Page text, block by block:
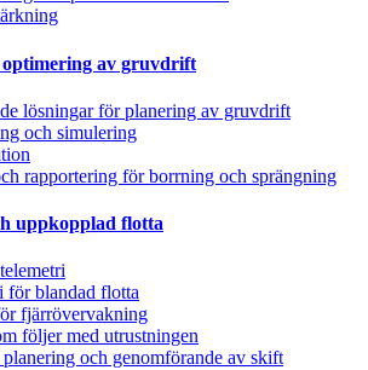
optimering av gruvdrift
lösningar för planering av gruvdrift
och simulering
rapportering för borrning och sprängning
uppkopplad flotta
för blandad flotta
fjärrövervakning
följer med utrustningen
och genomförande av skift